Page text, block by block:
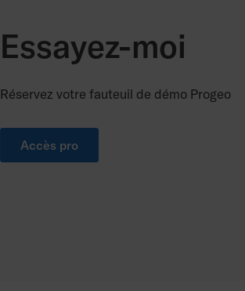
Essayez-moi
Réservez votre fauteuil de démo Progeo
Accès pro